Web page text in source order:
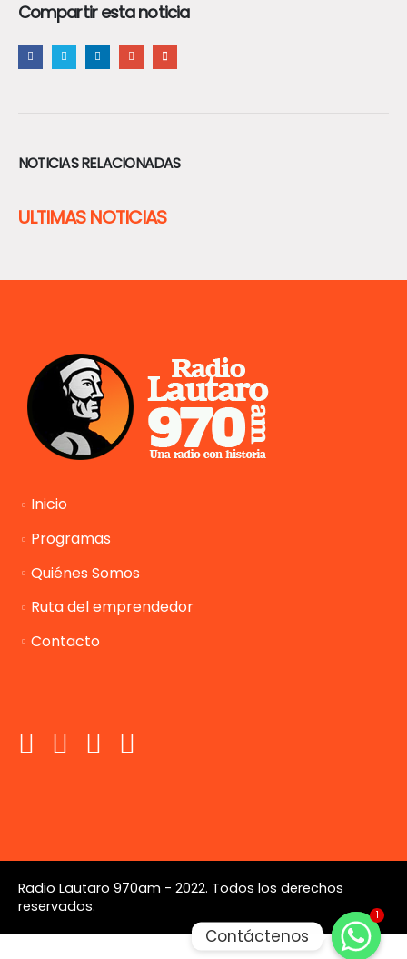
Compartir esta noticia
NOTICIAS RELACIONADAS
ULTIMAS NOTICIAS
Inicio
Programas
Quiénes Somos
Ruta del emprendedor
Contacto
Radio Lautaro 970am - 2022. Todos los derechos
reservados.
1
Contáctenos